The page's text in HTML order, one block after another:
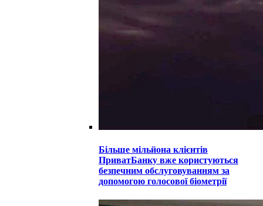
Більше мільйона клієнтів
ПриватБанку вже користуються
безпечним обслуговуванням за
допомогою голосової біометрії